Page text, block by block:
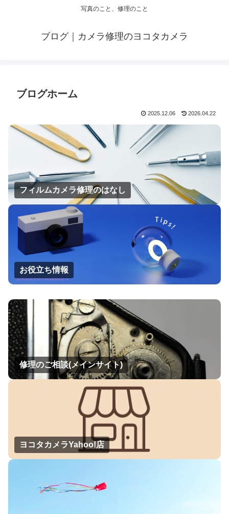
写真のこと、修理のこと
ブログ｜カメラ修理のヨコタカメラ
ブログホーム
2025.12.06 2026.04.22
フィルムカメラ修理のはなし
お役立ち情報
修理のご相談(メインサイト)
ヨコタカメラYahoo!店